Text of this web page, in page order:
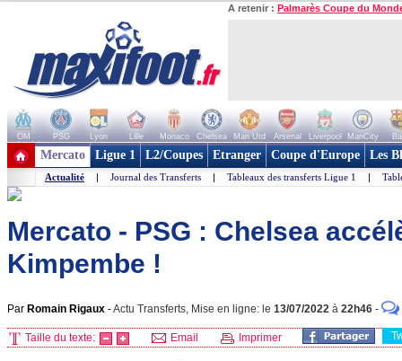
A retenir : Palmarès Coupe du
OM PSG Lyon Lille Monaco Chelsea Man Utd Arsenal Liverpool ManCity
+ de clubs
Mercato Ligue 1 L2/Coupes Etranger Coupe d'Europe Les
Actualité | Journal des Transferts | Tableaux des transferts Ligue 1 |
Mercato - PSG : Chelsea
Kimpembe !
Par Romain Rigaux -Actu Transferts, Mise en ligne: le 13/07/2022 à 22h46 -
Taille du texte: Email Imprimer